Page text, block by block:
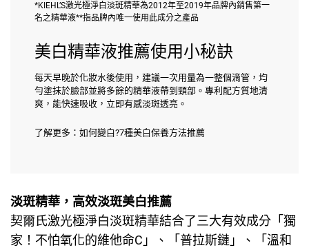
*KIEHL’S激光極淨白淡斑精華為2012年至2019年品牌內銷售第一
名之精華液**指品牌內唯一使用此成分之產品
美白精華液推薦使用小秘訣
每天早晚於化妝水後使用，建議一次用量為一整個滴管，均
勻塗抹於臉部並將多餘的精華液帶到頸部。專利配方質地清
爽，能快速吸收，立即有感淡斑透亮。
了解更多： 如何變白?7種美白保養方法推薦
淡斑精華，高效淡斑美白推薦
契爾氏激光極淨白淡斑精華結合了三大有效成分「獨
家！不怕氧化的維他命C」、「普拉斯鏈」、「溫和